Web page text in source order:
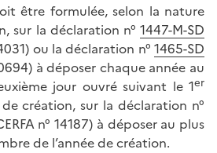
être formulée, selon la nature
sur la déclaration n° 1447-M-SD
ou la déclaration n° 1465-SD
à déposer chaque année au
jour ouvré suivant le 1er
création, sur la déclaration n°
n° 14187) à déposer au plus
de l’année de création.